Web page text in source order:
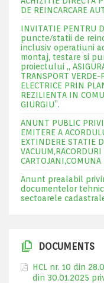
DE REINCARCARE
INVITATIE PENTRU
puncte/statii de
inclusiv operatiuni
montaj, testare si
proiectului „
TRANSPORT VERDE-
ELECTRICE PRIN
REZILIENTA IN
GIURGIU”.
ANUNT PUBLIC
EMITERE A
EXTINDERE STATIE
CARTOJANI,COMUNA
Anunt prealabil
documentelor
sectoarele
DOCUMENTS
HCL nr. 10 din
din 30.01.2025